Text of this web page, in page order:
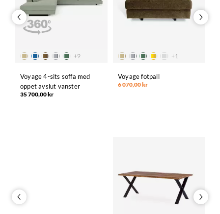
+9
Voyage 4-sits soffa med
öppet avslut vänster
35 700,00 kr
+1
Voyage fotpall
6 070,00 kr